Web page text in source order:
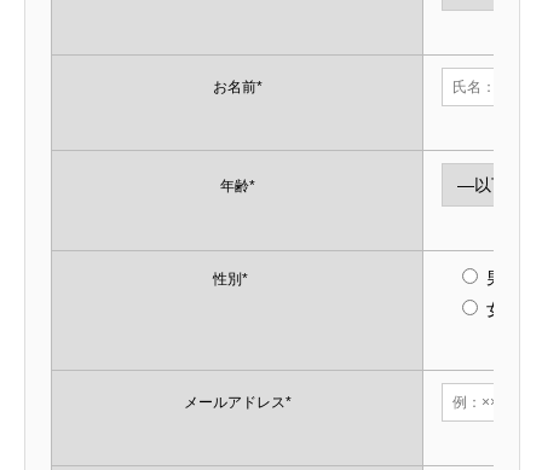
お名前*
年齢*
性別*
男性
女性
メールアドレス*